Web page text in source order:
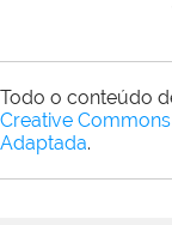
Todo o conteúdo
Creative
Adaptada.